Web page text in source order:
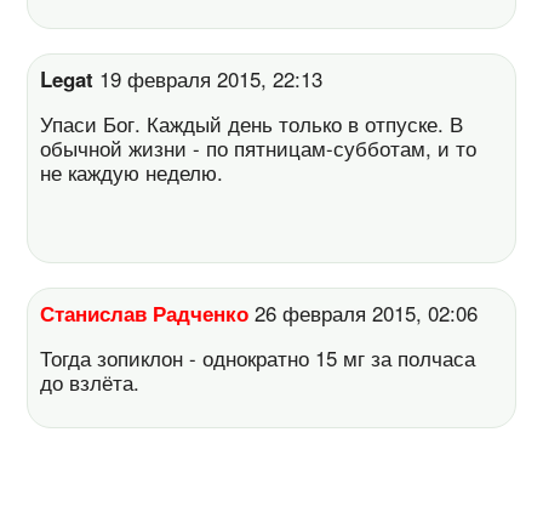
Legat 19 февраля 2015, 22:13
Упаси Бог. Каждый день только в отпуске. В
обычной жизни - по пятницам-субботам, и то
не каждую неделю.
Станислав Радченко 26 февраля 2015, 02:06
Тогда зопиклон - однократно 15 мг за полчаса
до взлёта.